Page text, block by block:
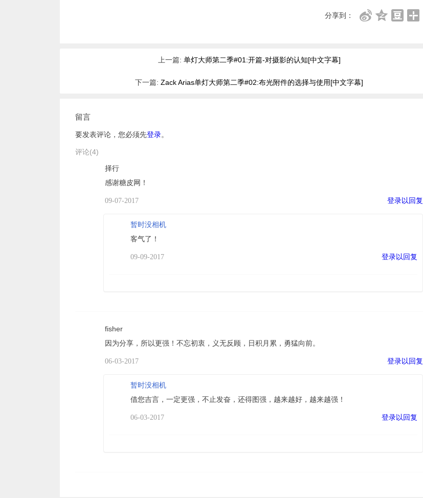
分享到：
上一篇: 单灯大师第二季#01:开篇-对摄影的认知[中文字幕]
下一篇: Zack Arias单灯大师第二季#02:布光附件的选择与使用[中文字幕]
留言
要发表评论，您必须先登录。
评论(4)
择行
感谢糖皮网！
09-07-2017 登录以回复
暂时没相机
客气了！
09-09-2017 登录以回复
fisher
因为分享，所以更强！不忘初衷，义无反顾，日积月累，勇猛向前。
06-03-2017 登录以回复
暂时没相机
借您吉言，一定更强，不止发奋，还得图强，越来越好，越来越强！
06-03-2017 登录以回复